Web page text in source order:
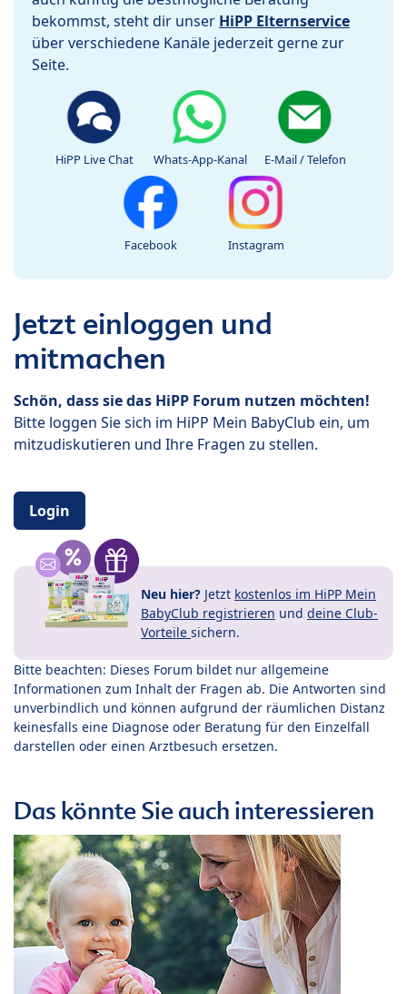
bekommst, steht dir unser HiPP Elternservice
über verschiedene Kanäle jederzeit gerne zur
Seite.
HiPP Live Chat Whats-App-Kanal E-Mail / Telefon
Facebook Instagram
Jetzt einloggen und
mitmachen
Schön, dass sie das HiPP Forum nutzen möchten!
Bitte loggen Sie sich im HiPP Mein BabyClub ein, um
mitzudiskutieren und Ihre Fragen zu stellen.
Login
Neu hier? Jetzt kostenlos im HiPP Mein
BabyClub registrieren und deine Club-
Vorteile sichern.
Bitte beachten: Dieses Forum bildet nur allgemeine
Informationen zum Inhalt der Fragen ab. Die Antworten sind
unverbindlich und können aufgrund der räumlichen Distanz
keinesfalls eine Diagnose oder Beratung für den Einzelfall
darstellen oder einen Arztbesuch ersetzen.
Das könnte Sie auch interessieren